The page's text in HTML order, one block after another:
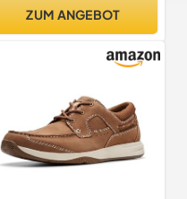
EU / 11
ZUM ANGEBOT